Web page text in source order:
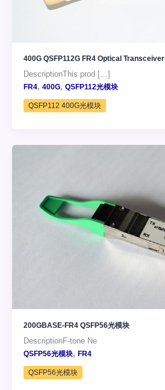
400G QSFP112G FR4 Optical Transceiver
DescriptionThis prod […]
FR4, 400G, QSFP112光模块
QSFP112 400G光模块
200GBASE-FR4 QSFP56光模块
DescriptionF-tone Ne
QSFP56光模块, FR4
QSFP56光模块